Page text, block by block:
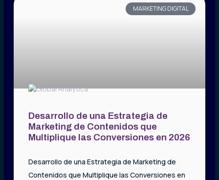
MARKETING DIGITAL
Desarrollo de una Estrategia de
Marketing de Contenidos que
Multiplique las Conversiones en 2026
Desarrollo de una Estrategia de Marketing de
Contenidos que Multiplique las Conversiones en